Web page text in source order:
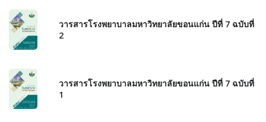
วารสารโรงพยาบาลมหาวิทยาลัยขอนแก่น ปีที่ 7 ฉบับที่
2
วารสารโรงพยาบาลมหาวิทยาลัยขอนแก่น ปีที่ 7 ฉบับที่
1